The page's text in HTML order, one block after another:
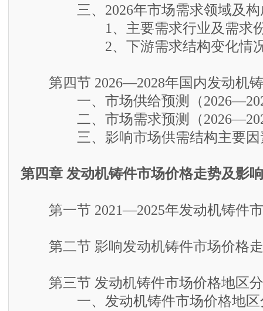
三、2026年市场需求领域及构
1、主要需求行业及需求份
2、下游需求结构变化情况
第四节 2026—2028年国内发动机铸
一、市场供给预测（
二、市场需求预测（
三、影响市场供需结构主要因
第四章 发动机铸件市场价格走势及影
第一节 2021—2025年发动机铸件市
第二节 影响发动机铸件市场价格走
第三节 发动机铸件市场价格地区分
一、发动机铸件市场价格地区